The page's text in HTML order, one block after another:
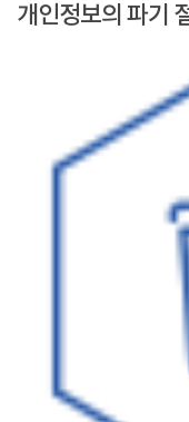
개인정보의 파기